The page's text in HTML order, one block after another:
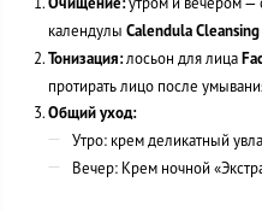
Очищение:утром и вечером —
календулы Calendula
Тонизация:лосьон для лица
протирать лицо после
Общий уход:
Утро: крем деликатный
Вечер: Крем ночной